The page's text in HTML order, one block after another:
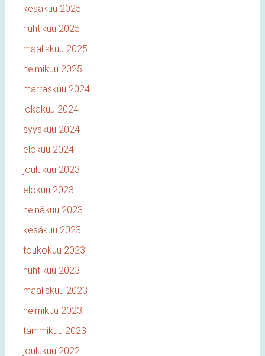
kesäkuu 2025
huhtikuu 2025
maaliskuu 2025
helmikuu 2025
marraskuu 2024
lokakuu 2024
syyskuu 2024
elokuu 2024
joulukuu 2023
elokuu 2023
heinäkuu 2023
kesäkuu 2023
toukokuu 2023
huhtikuu 2023
maaliskuu 2023
helmikuu 2023
tammikuu 2023
joulukuu 2022